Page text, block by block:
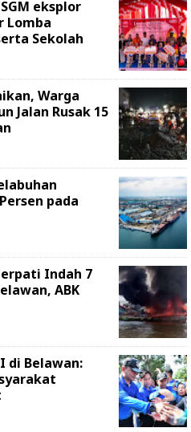
eksplor
Lomba
Sekolah
Warga
Jalan Rusak 15
pada
Indah 7
ABK
di Belawan: